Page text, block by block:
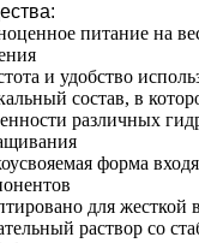
питание на
и удобство
состав, в
различных
форма
для жесткой
раствор со